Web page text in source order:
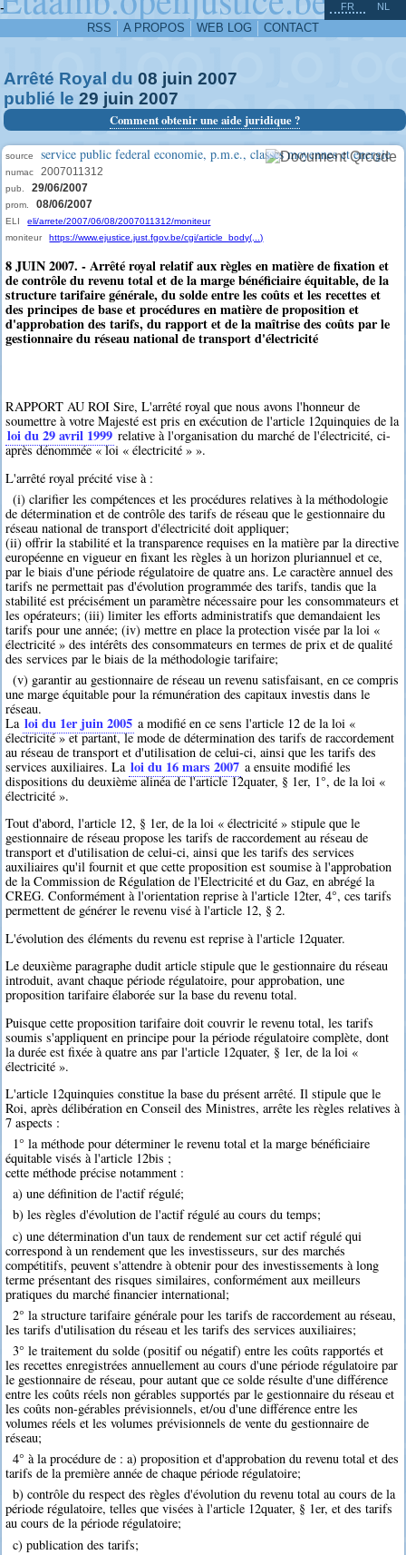
-
RSS A PROPOS WEB LOG CONTACT
FR NL
Arrêté Royal du 08 juin 2007
publié le 29 juin 2007
Comment obtenir une aide juridique ?
source service public federal economie, p.m.e., classes moyennes et energie
numac 2007011312
pub. 29/06/2007
prom. 08/06/2007
ELI
eli/arrete/2007/06/08/2007011312/moniteur
moniteur
https://www.ejustice.just.fgov.be/cgi/article_body(...)
8 JUIN 2007. - Arrêté royal relatif aux règles en matière de fixation et
de contrôle du revenu total et de la marge bénéficiaire équitable, de la
structure tarifaire générale, du solde entre les coûts et les recettes et
des principes de base et procédures en matière de proposition et
d'approbation des tarifs, du rapport et de la maîtrise des coûts par le
gestionnaire du réseau national de transport d'électricité
RAPPORT AU ROI Sire, L'arrêté royal que nous avons l'honneur de
soumettre à votre Majesté est pris en exécution de l'article 12quinquies de la
loi du 29 avril 1999 relative à l'organisation du marché de l'électricité, ci-
après dénommée « loi « électricité » ».
L'arrêté royal précité vise à :
(i) clarifier les compétences et les procédures relatives à la méthodologie
de détermination et de contrôle des tarifs de réseau que le gestionnaire du
réseau national de transport d'électricité doit appliquer;
(ii) offrir la stabilité et la transparence requises en la matière par la directive
européenne en vigueur en fixant les règles à un horizon pluriannuel et ce,
par le biais d'une période régulatoire de quatre ans. Le caractère annuel des
tarifs ne permettait pas d'évolution programmée des tarifs, tandis que la
stabilité est précisément un paramètre nécessaire pour les consommateurs et
les opérateurs; (iii) limiter les efforts administratifs que demandaient les
tarifs pour une année; (iv) mettre en place la protection visée par la loi «
électricité » des intérêts des consommateurs en termes de prix et de qualité
des services par le biais de la méthodologie tarifaire;
(v) garantir au gestionnaire de réseau un revenu satisfaisant, en ce compris
une marge équitable pour la rémunération des capitaux investis dans le
réseau.
La loi du 1er juin 2005 a modifié en ce sens l'article 12 de la loi «
électricité » et partant, le mode de détermination des tarifs de raccordement
au réseau de transport et d'utilisation de celui-ci, ainsi que les tarifs des
services auxiliaires. La loi du 16 mars 2007 a ensuite modifié les
dispositions du deuxième alinéa de l'article 12quater, § 1er, 1°, de la loi «
électricité ».
Tout d'abord, l'article 12, § 1er, de la loi « électricité » stipule que le
gestionnaire de réseau propose les tarifs de raccordement au réseau de
transport et d'utilisation de celui-ci, ainsi que les tarifs des services
auxiliaires qu'il fournit et que cette proposition est soumise à l'approbation
de la Commission de Régulation de l'Electricité et du Gaz, en abrégé la
CREG. Conformément à l'orientation reprise à l'article 12ter, 4°, ces tarifs
permettent de générer le revenu visé à l'article 12, § 2.
L'évolution des éléments du revenu est reprise à l'article 12quater.
Le deuxième paragraphe dudit article stipule que le gestionnaire du réseau
introduit, avant chaque période régulatoire, pour approbation, une
proposition tarifaire élaborée sur la base du revenu total.
Puisque cette proposition tarifaire doit couvrir le revenu total, les tarifs
soumis s'appliquent en principe pour la période régulatoire complète, dont
la durée est fixée à quatre ans par l'article 12quater, § 1er, de la loi «
électricité ».
L'article 12quinquies constitue la base du présent arrêté. Il stipule que le
Roi, après délibération en Conseil des Ministres, arrête les règles relatives à
7 aspects :
1° la méthode pour déterminer le revenu total et la marge bénéficiaire
équitable visés à l'article 12bis ;
cette méthode précise notamment :
a) une définition de l'actif régulé;
b) les règles d'évolution de l'actif régulé au cours du temps;
c) une détermination d'un taux de rendement sur cet actif régulé qui
correspond à un rendement que les investisseurs, sur des marchés
compétitifs, peuvent s'attendre à obtenir pour des investissements à long
terme présentant des risques similaires, conformément aux meilleurs
pratiques du marché financier international;
2° la structure tarifaire générale pour les tarifs de raccordement au réseau,
les tarifs d'utilisation du réseau et les tarifs des services auxiliaires;
3° le traitement du solde (positif ou négatif) entre les coûts rapportés et
les recettes enregistrées annuellement au cours d'une période régulatoire par
le gestionnaire de réseau, pour autant que ce solde résulte d'une différence
entre les coûts réels non gérables supportés par le gestionnaire du réseau et
les coûts non-gérables prévisionnels, et/ou d'une différence entre les
volumes réels et les volumes prévisionnels de vente du gestionnaire de
réseau;
4° à la procédure de : a) proposition et d'approbation du revenu total et des
tarifs de la première année de chaque période régulatoire;
b) contrôle du respect des règles d'évolution du revenu total au cours de la
période régulatoire, telles que visées à l'article 12quater, § 1er, et des tarifs
au cours de la période régulatoire;
c) publication des tarifs;
^